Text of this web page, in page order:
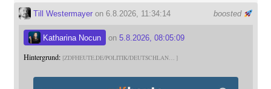
boosted
Till Westermayeron 6.8.2026, 11:34:14
Katharina Nocun on 5.8.2026, 08:05:09
Hintergrund: ZDFHEUTE.DE/POLITIK/DEUTSCHLAN